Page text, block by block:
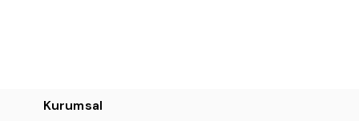
Kurumsal